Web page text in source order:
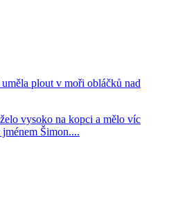
plout v moři obláčků nad
vysoko na kopci a mělo víc
Šimon....